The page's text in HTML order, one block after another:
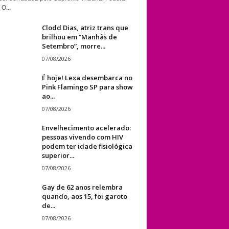
Clodd Dias, atriz trans que
brilhou em “Manhãs de
Setembro”, morre...
07/08/2026
É hoje! Lexa desembarca no
Pink Flamingo SP para show
ao...
07/08/2026
Envelhecimento acelerado:
pessoas vivendo com HIV
podem ter idade fisiológica
superior...
07/08/2026
Gay de 62 anos relembra
quando, aos 15, foi garoto
de...
07/08/2026